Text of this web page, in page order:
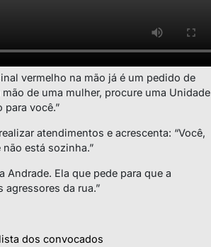
vermelho na mão já é um pedido de
de uma mulher, procure uma Unidade
para você.”
atendimentos e acrescenta: “Você,
está sozinha.”
Andrade. Ela que pede para que a
agressores da rua.”
dos convocados